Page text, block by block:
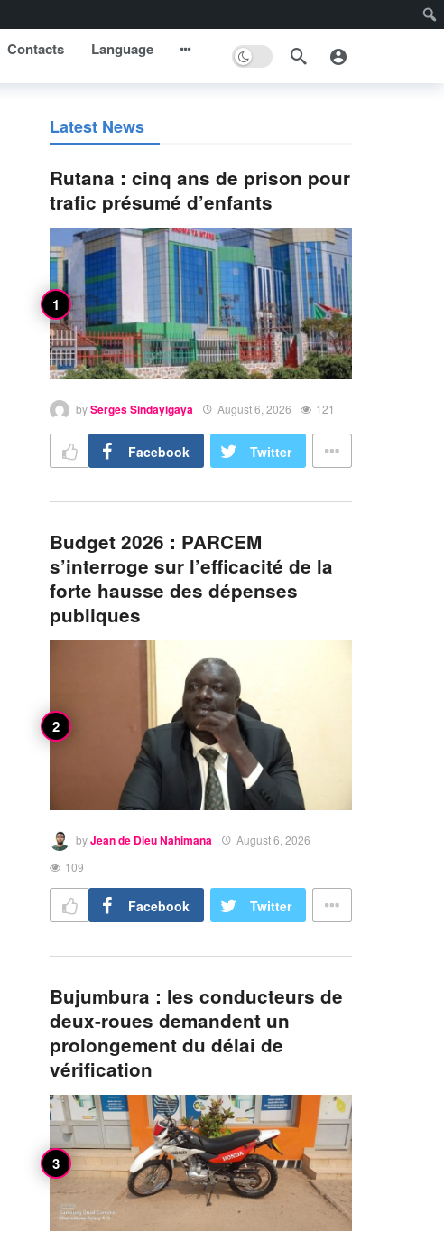
Contacts Language
Latest News
Rutana : cinq ans de prison pour
trafic présumé d’enfants
bySerges Sindayigaya August 6, 2026 121
Facebook Twitter
Budget 2026 : PARCEM
s’interroge sur l’efficacité de la
forte hausse des dépenses
publiques
byJean de Dieu Nahimana
August 6, 2026
109
Facebook Twitter
Bujumbura : les conducteurs de
deux-roues demandent un
prolongement du délai de
vérification